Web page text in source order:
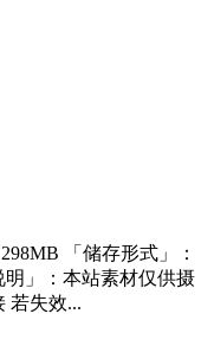
「储存形式」：
」：本站素材仅供摄
若失效...